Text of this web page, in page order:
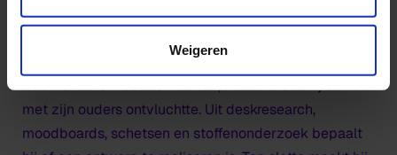
Weigeren
Instagram
Armia Yousefi (1990) werkt op basis van de
traditionele silhouetten uit Iran, het land dat hij samen
met zijn ouders ontvluchtte. Uit deskresearch,
moodboards, schetsen en stoffenonderzoek bepaalt